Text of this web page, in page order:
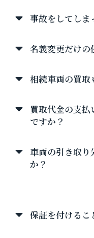
事故をしてしま
名義変更だけの
相続車両の買取
買取代金の支
ですか？
車両の引き取
か？
保証を付けるこ